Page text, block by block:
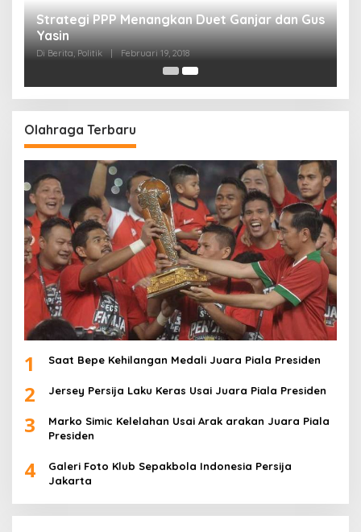
Strategi PPP Menangkan Duet Ganjar dan Gus
Yasin
Di Berita, Politik Februari 19, 2018
Olahraga Terbaru
1 Saat Bepe Kehilangan Medali Juara Piala Presiden
2 Jersey Persija Laku Keras Usai Juara Piala Presiden
3
Marko Simic Kelelahan Usai Arak arakan Juara Piala
Presiden
4
Galeri Foto Klub Sepakbola Indonesia Persija
Jakarta